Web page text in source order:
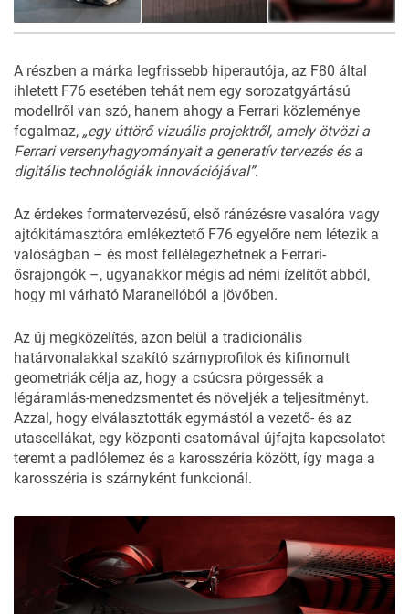
A részben a márka legfrissebb hiperautója, az F80 által
ihletett F76 esetében tehát nem egy sorozatgyártású
modellről van szó, hanem ahogy a Ferrari közleménye
fogalmaz, „egy úttörő vizuális projektről, amely ötvözi a
Ferrari versenyhagyományait a generatív tervezés és a
digitális technológiák innovációjával”.
Az érdekes formatervezésű, első ránézésre vasalóra vagy
ajtókitámasztóra emlékeztető F76 egyelőre nem létezik a
valóságban – és most fellélegezhetnek a Ferrari-
ősrajongók –, ugyanakkor mégis ad némi ízelítőt abból,
hogy mi várható Maranellóból a jövőben.
Az új megközelítés, azon belül a tradicionális
határvonalakkal szakító szárnyprofilok és kifinomult
geometriák célja az, hogy a csúcsra pörgessék a
légáramlás-menedzsmentet és növeljék a teljesítményt.
Azzal, hogy elválasztották egymástól a vezető- és az
utascellákat, egy központi csatornával újfajta kapcsolatot
teremt a padlólemez és a karosszéria között, így maga a
karosszéria is szárnyként funkcionál.